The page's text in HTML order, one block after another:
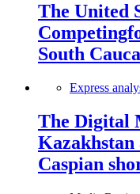
The United
South
Express
The Digital
Caspian